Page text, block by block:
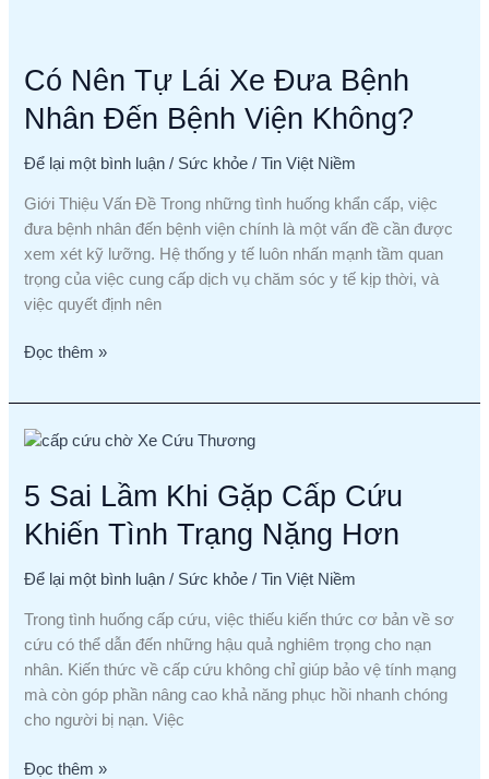
Có Nên Tự Lái Xe Đưa Bệnh
Nhân Đến Bệnh Viện Không?
Để lại một bình luận / Sức khỏe /Tin Việt Niềm
Giới Thiệu Vấn Đề Trong những tình huống khẩn cấp, việc
đưa bệnh nhân đến bệnh viện chính là một vấn đề cần được
xem xét kỹ lưỡng. Hệ thống y tế luôn nhấn mạnh tầm quan
trọng của việc cung cấp dịch vụ chăm sóc y tế kịp thời, và
việc quyết định nên
Tự
Xe
Bệnh
Nhân
Đến
Bệnh
Viện
Không?
Đọc thêm »
5 Sai Lầm Khi Gặp Cấp Cứu
Khiến Tình Trạng Nặng Hơn
Để lại một bình luận / Sức khỏe /Tin Việt Niềm
Trong tình huống cấp cứu, việc thiếu kiến thức cơ bản về sơ
cứu có thể dẫn đến những hậu quả nghiêm trọng cho nạn
nhân. Kiến thức về cấp cứu không chỉ giúp bảo vệ tính mạng
mà còn góp phần nâng cao khả năng phục hồi nhanh chóng
cho người bị nạn. Việc
5
Lầm
Gặp
Cứu
Khiến
Tình
Trạng
Nặng
Hơn
Đọc thêm »